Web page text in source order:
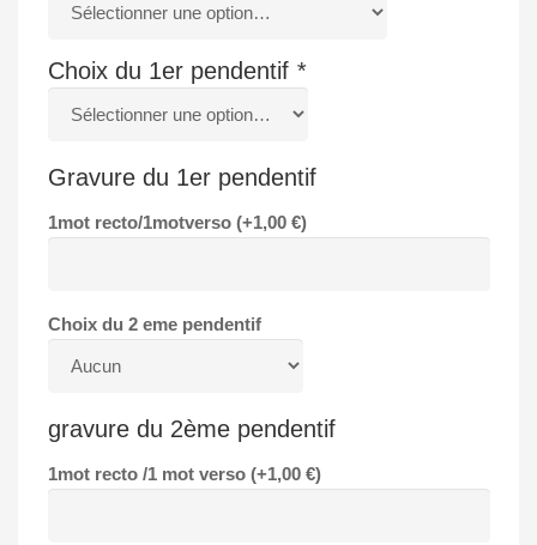
Choix du 1er pendentif *
Gravure du 1er pendentif
1mot recto/1motverso (+1,00 €)
Choix du 2 eme pendentif
gravure du 2ème pendentif
1mot recto /1 mot verso (+1,00 €)